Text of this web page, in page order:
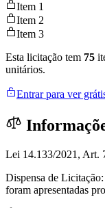
Item 1
Item 2
Item 3
Esta licitação tem 75
unitários.
Entrar para ver
Lei 14.133/2021, Art.
Dispensa de
foram apresentadas